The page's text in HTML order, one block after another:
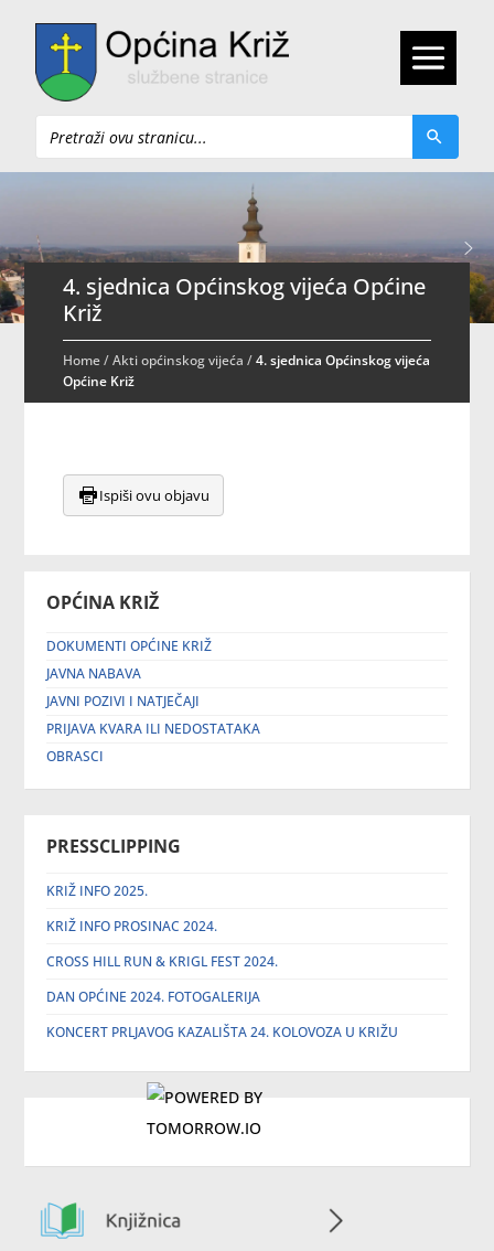
Pretraži
OPĆINA KRIŽ
DOKUMENTI OPĆINE KRIŽ
JAVNA NABAVA
JAVNI POZIVI I NATJEČAJI
PRIJAVA KVARA ILI NEDOSTATAKA
OBRASCI
PRESSCLIPPING
KRIŽ INFO 2025.
KRIŽ INFO PROSINAC 2024.
CROSS HILL RUN & KRIGL FEST 2024.
DAN OPĆINE 2024. FOTOGALERIJA
KONCERT PRLJAVOG KAZALIŠTA 24. KOLOVOZA U KRIŽU
4. sjednica Općinskog vijeća Općine
Križ
Home/Akti općinskog vijeća /4. sjednica Općinskog vijeća
Općine Križ
Ispiši ovu objavu